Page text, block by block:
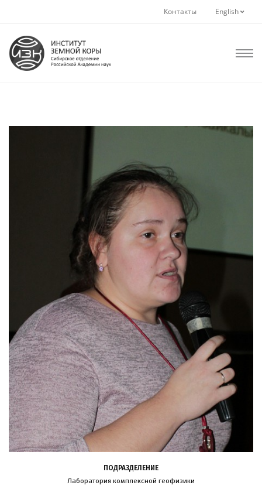
Контакты English
ПОДРАЗДЕЛЕНИЕ
Лаборатория комплексной геофизики